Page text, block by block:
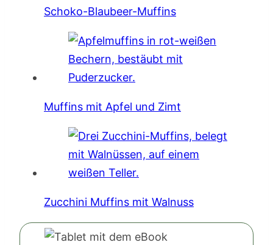
Schoko-Blaubeer-Muffins
Muffins mit Apfel und Zimt
Zucchini Muffins mit Walnuss